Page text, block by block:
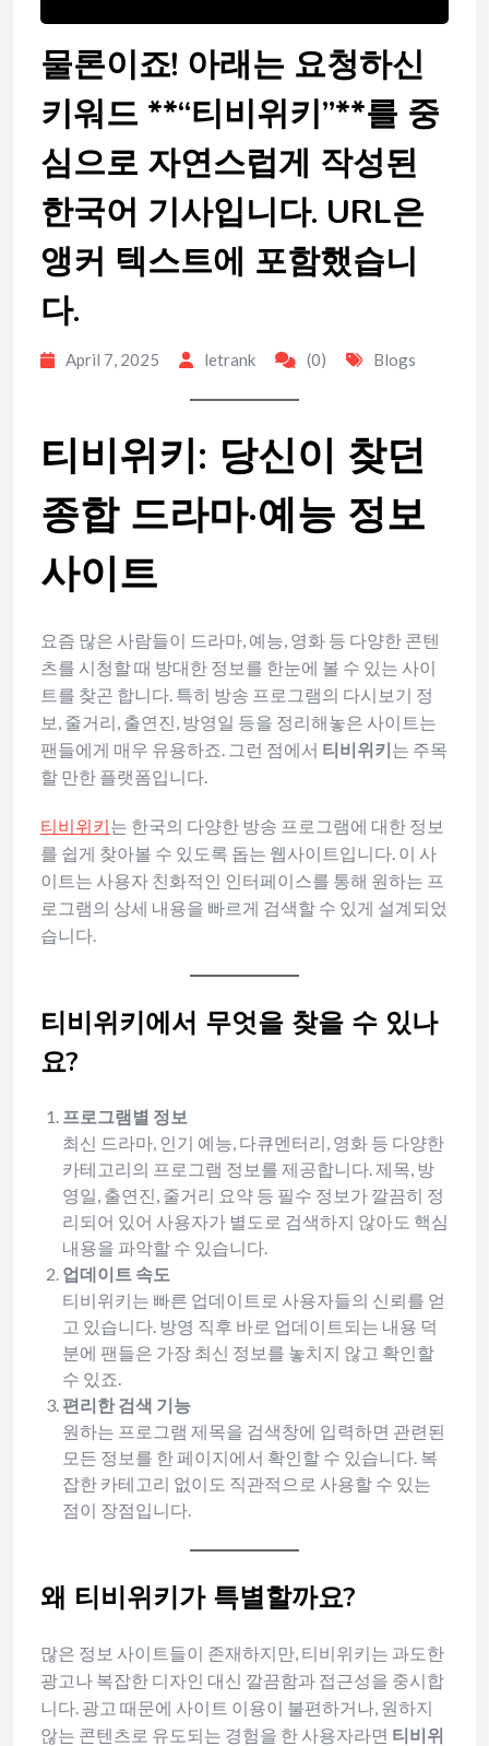
물론이죠! 아래는 요청하신
키워드 **“티비위키”**를 중
심으로 자연스럽게 작성된
한국어 기사입니다. URL은
앵커 텍스트에 포함했습니
다.
April 7, 2025 letrank (0) Blogs
티비위키: 당신이 찾던
종합 드라마·예능 정보
사이트
요즘 많은 사람들이 드라마, 예능, 영화 등 다양한 콘텐
츠를 시청할 때 방대한 정보를 한눈에 볼 수 있는 사이
트를 찾곤 합니다. 특히 방송 프로그램의 다시보기 정
보, 줄거리, 출연진, 방영일 등을 정리해놓은 사이트는
팬들에게 매우 유용하죠. 그런 점에서 티비위키는 주목
할 만한 플랫폼입니다.
티비위키는 한국의 다양한 방송 프로그램에 대한 정보
를 쉽게 찾아볼 수 있도록 돕는 웹사이트입니다. 이 사
이트는 사용자 친화적인 인터페이스를 통해 원하는 프
로그램의 상세 내용을 빠르게 검색할 수 있게 설계되었
습니다.
티비위키에서 무엇을 찾을 수 있나
요?
프로그램별 정보
최신 드라마, 인기 예능, 다큐멘터리, 영화 등 다양한
카테고리의 프로그램 정보를 제공합니다. 제목, 방
영일, 출연진, 줄거리 요약 등 필수 정보가 깔끔히 정
리되어 있어 사용자가 별도로 검색하지 않아도 핵심
내용을 파악할 수 있습니다.
업데이트 속도
티비위키는 빠른 업데이트로 사용자들의 신뢰를 얻
고 있습니다. 방영 직후 바로 업데이트되는 내용 덕
분에 팬들은 가장 최신 정보를 놓치지 않고 확인할
수 있죠.
편리한 검색 기능
원하는 프로그램 제목을 검색창에 입력하면 관련된
모든 정보를 한 페이지에서 확인할 수 있습니다. 복
잡한 카테고리 없이도 직관적으로 사용할 수 있는
점이 장점입니다.
왜 티비위키가 특별할까요?
많은 정보 사이트들이 존재하지만, 티비위키는 과도한
광고나 복잡한 디자인 대신 깔끔함과 접근성을 중시합
니다. 광고 때문에 사이트 이용이 불편하거나, 원하지
않는 콘텐츠로 유도되는 경험을 한 사용자라면 티비위